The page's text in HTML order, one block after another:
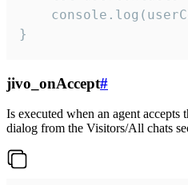
}
jivo_onAccept#
Is executed when an agent accepts
dialog from the Visitors/All chats